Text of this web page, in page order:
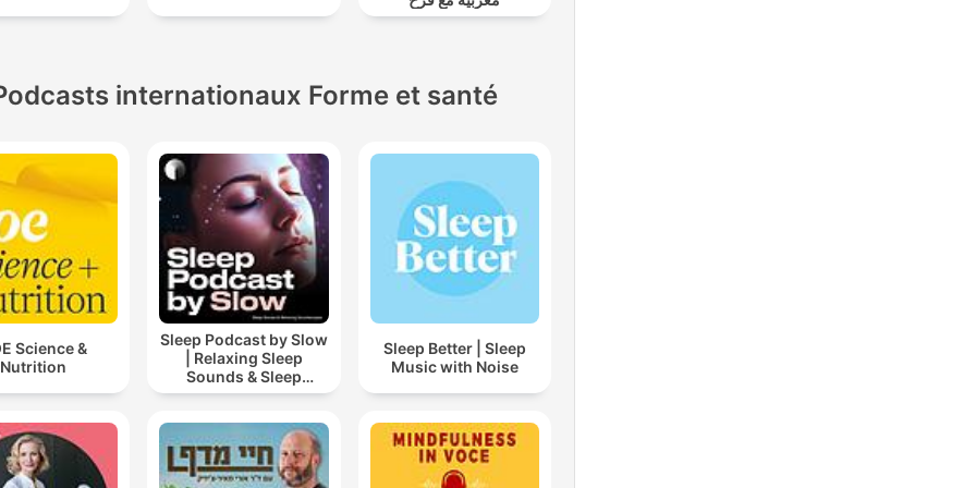
internationaux Forme et santé
Science &
Nutrition
Sleep Podcast by Slow
| Relaxing Sleep
Sounds & Sleep
Stories | Nature Sound
Sleep Better | Sleep
Music with Noise